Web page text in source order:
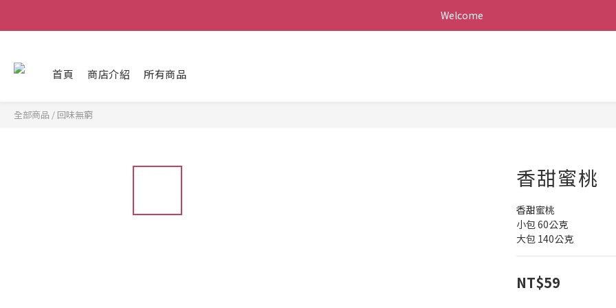
Welcome
首頁 商店介紹 所有商品
全部商品 / 回味無窮
香甜蜜桃
香甜蜜桃
小包 60公克
大包 140公克
NT$59